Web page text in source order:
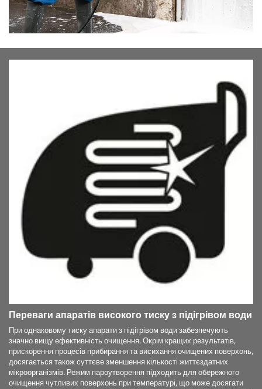
Переваги апаратів високого тиску з підігрівом води
При однаковому тиску апарати з підігрівом води забезпечують
значно вищу ефективність очищення. Окрім кращих результатів,
прискорення процесів прибирання та висихання очищених поверхонь,
досягається також суттєве зменшення кількості життєздатних
мікроорганізмів. Режим пароутворення підходить для обережного
очищення чутливих поверхонь при температурі, що може досягати